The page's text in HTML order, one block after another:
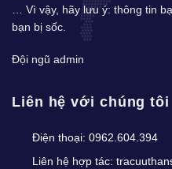
… Vì vậy, hãy lưu ý: thông tin
bạn bị sốc.
Đội ngũ admin
Liên hệ với chúng tôi
Điện thoại: 0962.604.394
Liên hệ hợp tác: